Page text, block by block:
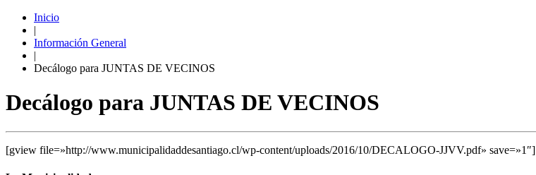
Inicio
|
Información General
|
Decálogo para JUNTAS DE VECINOS
Decálogo para JUNTAS DE VECINOS
[gview file=»http://www.municipalidaddesantiago.cl/wp-content/uploads/2016/10/DECALOGO-JJVV.pdf» save=»1″]